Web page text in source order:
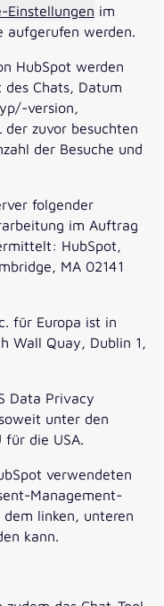
Einstellungen im
aufgerufen werden.
HubSpot werden
Chats, Datum
version,
zuvor besuchten
der Besuche und
folgender
im Auftrag
HubSpot,
MA 02141
für Europa ist in
Wall Quay, Dublin 1,
Data Privacy
unter den
die USA.
verwendeten
Management-
linken, unteren
kann.